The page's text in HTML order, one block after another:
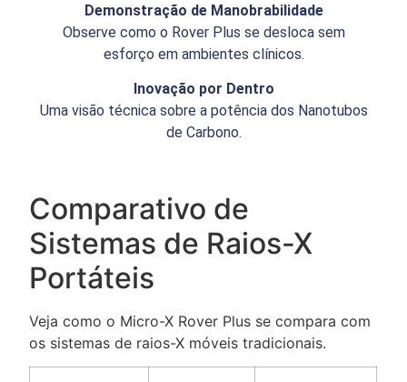
Demonstração de Manobrabilidade
Observe como o Rover Plus se desloca sem
esforço em ambientes clínicos.
Inovação por Dentro
Uma visão técnica sobre a potência dos Nanotubos
de Carbono.
Comparativo de
Sistemas de Raios-X
Portáteis
Veja como o Micro-X Rover Plus se compara com
os sistemas de raios-X móveis tradicionais.